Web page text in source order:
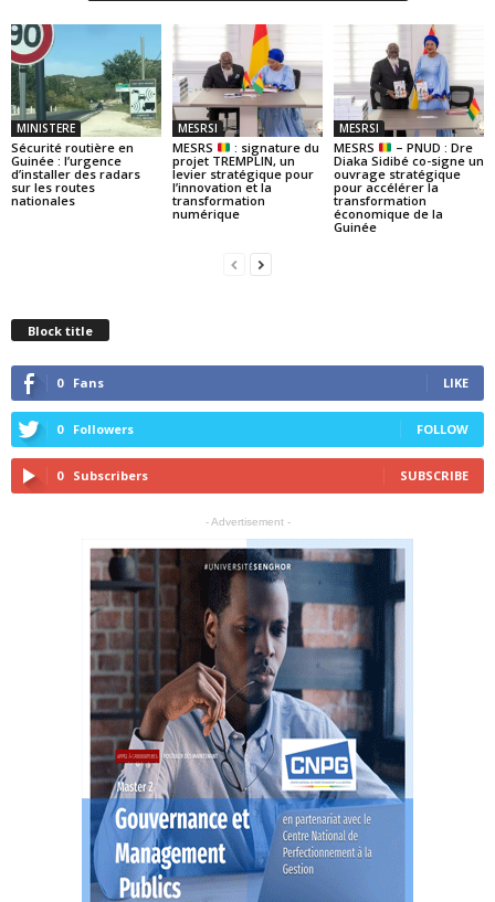
MINISTERE
Sécurité routière en
Guinée : l’urgence
d’installer des radars
sur les routes
nationales
MESRSI
MESRS
: signature du
projet TREMPLIN, un
levier stratégique pour
l’innovation et la
transformation
numérique
MESRSI
MESRS
– PNUD : Dre
Diaka Sidibé co-signe un
ouvrage stratégique
pour accélérer la
transformation
économique de la
Guinée
Block title
0 Fans LIKE
0 Followers FOLLOW
0 Subscribers SUBSCRIBE
- Advertisement -